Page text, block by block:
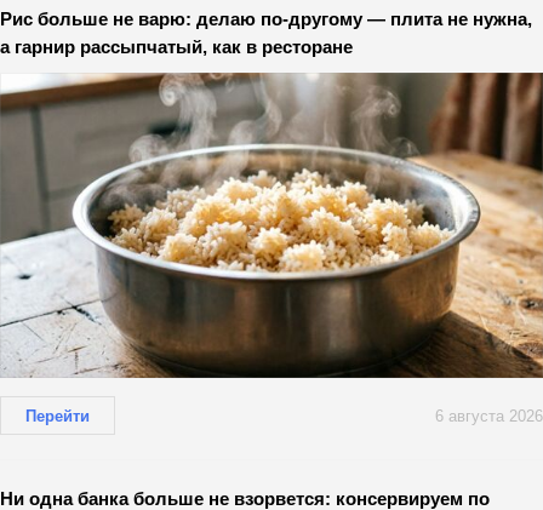
Рис больше не варю: делаю по-другому — плита не нужна,
а гарнир рассыпчатый, как в ресторане
Перейти 6 августа 2026
Ни одна банка больше не взорвется: консервируем по